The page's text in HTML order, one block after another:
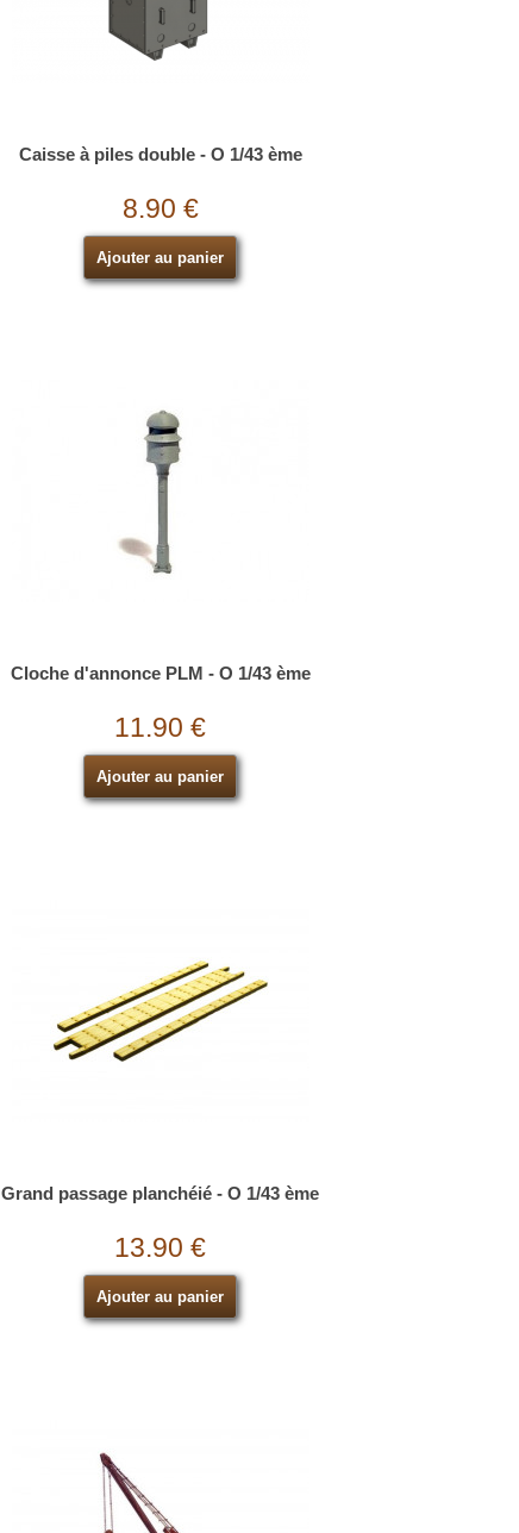
Caisse à piles double - O 1/43 ème
8.90 €
Ajouter au panier
Cloche d'annonce PLM - O 1/43 ème
11.90 €
Ajouter au panier
Grand passage planchéié - O 1/43 ème
13.90 €
Ajouter au panier